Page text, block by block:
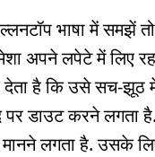
भाषा में समझें
अपने लपेटे में लिए
है कि उसे सच-झूठ
पर डाउट करने लगता
लगता है. उसके